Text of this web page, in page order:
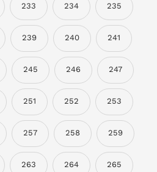
233 234 235
239 240 241
245 246 247
251 252 253
257 258 259
263 264 265